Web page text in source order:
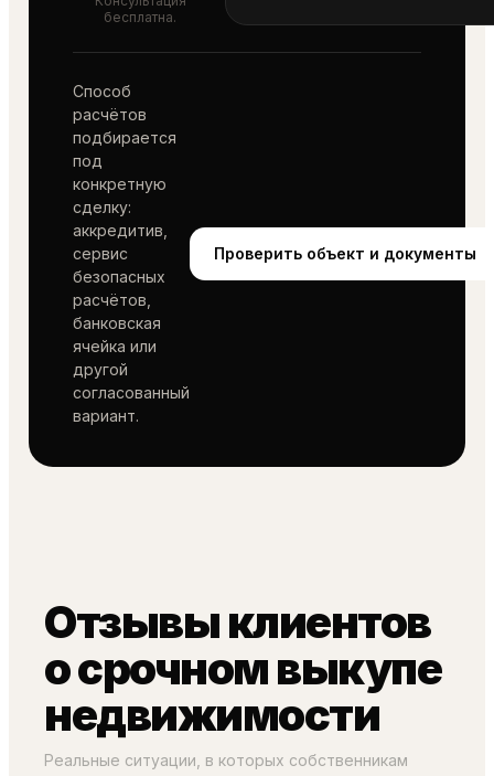
бесплатна.
Способ
расчётов
подбирается
под
конкретную
сделку:
аккредитив,
сервис
безопасных
расчётов,
банковская
ячейка или
другой
согласованный
вариант.
Проверить объект и документы
Отзывы клиентов
о срочном выкупе
недвижимости
Реальные ситуации, в которых собственникам